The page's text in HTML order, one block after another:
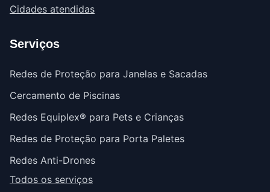
Cidades atendidas
Serviços
Redes de Proteção para Janelas e Sacadas
Cercamento de Piscinas
Redes Equiplex® para Pets e Crianças
Redes de Proteção para Porta Paletes
Redes Anti-Drones
Todos os serviços